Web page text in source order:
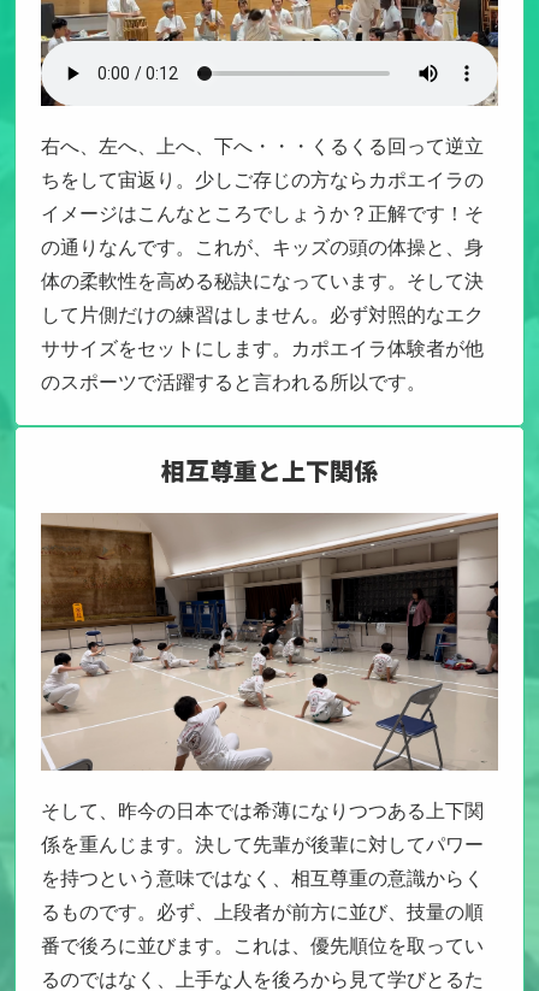
右へ、左へ、上へ、下へ・・・くるくる回って逆立
ちをして宙返り。 少しご存じの方ならカポエイラの
イメージはこんなところでしょうか？ 正解です！そ
の通りなんです。 これが、キッズの頭の体操と、身
体の柔軟性を高める秘訣になっています。そして決
して片側だけの練習はしません。必ず対照的なエク
ササイズをセットにします。カポエイラ体験者が他
のスポーツで活躍すると言われる所以です。
相互尊重と上下関係
そして、昨今の日本では希薄になりつつある上下関
係を重んじます。決して先輩が後輩に対してパワー
を持つという意味ではなく、相互尊重の意識からく
るものです。 必ず、上段者が前方に並び、技量の順
番で後ろに並びます。これは、優先順位を取ってい
るのではなく、上手な人を後ろから見て学びとるた